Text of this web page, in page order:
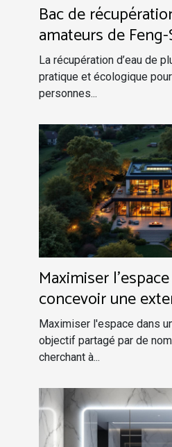
Bac de
amateurs de
cette sélection !
La récupération d’eau de
pratique et écologique
personnes...
Maximiser
concevoir une
maison efficace
Maximiser l'espace dans
objectif partagé par de
cherchant à...